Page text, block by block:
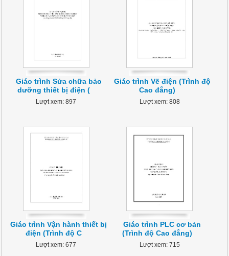
Giáo trình Sửa chữa bảo
dưỡng thiết bị điện (
Lượt xem: 897
Giáo trình Vẽ điện (Trình độ
Cao đẳng)
Lượt xem: 808
Giáo trình Vận hành thiết bị
điện (Trình độ C
Lượt xem: 677
Giáo trình PLC cơ bản
(Trình độ Cao đẳng)
Lượt xem: 715